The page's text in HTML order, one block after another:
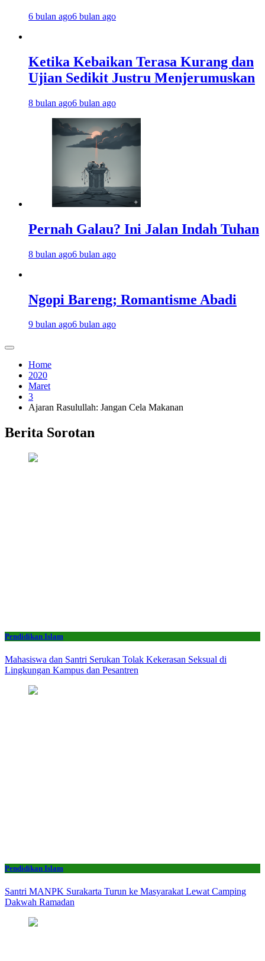
6 bulan ago6 bulan ago
Ketika Kebaikan Terasa Kurang dan
Ujian Sedikit Justru Menjerumuskan
8 bulan ago6 bulan ago
Pernah Galau? Ini Jalan Indah Tuhan
8 bulan ago6 bulan ago
Ngopi Bareng; Romantisme Abadi
9 bulan ago6 bulan ago
Home
2020
Maret
3
Ajaran Rasulullah: Jangan Cela Makanan
Berita Sorotan
Pendidikan Islam
Mahasiswa dan Santri Serukan Tolak Kekerasan Seksual di
Lingkungan Kampus dan Pesantren
Pendidikan Islam
Santri MANPK Surakarta Turun ke Masyarakat Lewat Camping
Dakwah Ramadan